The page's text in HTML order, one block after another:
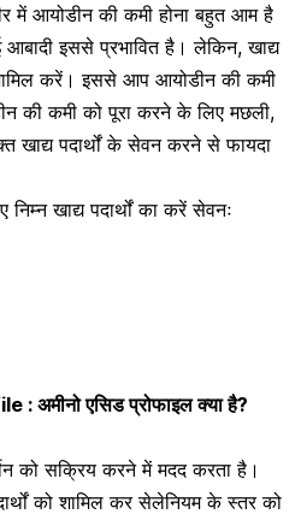
में आयोडीन की कमी होना बहुत आम है
इससे प्रभावित है। लेकिन, खाद्य
करें। इससे आप आयोडीन की कमी
की कमी को पूरा करने के लिए मछली,
पदार्थों के सेवन करने से फायदा
खाद्य पदार्थों का करें सेवनः
अमीनो एसिड प्रोफाइल क्या है?
को सक्रिय करने में मदद करता है।
को शामिल करसेलेनियम के स्तर को